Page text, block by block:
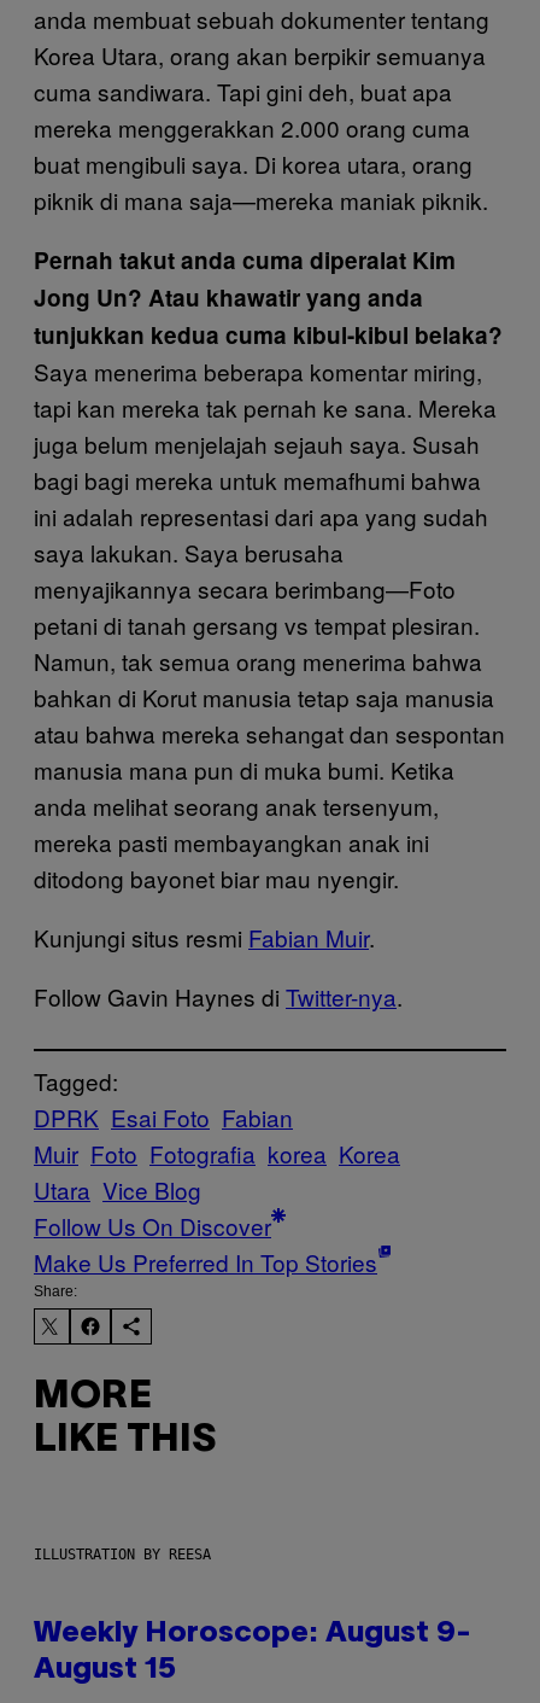
anda membuat sebuah dokumenter tentang
Korea Utara, orang akan berpikir semuanya
cuma sandiwara. Tapi gini deh, buat apa
mereka menggerakkan 2.000 orang cuma
buat mengibuli saya. Di korea utara, orang
piknik di mana saja—mereka maniak piknik.
Pernah takut anda cuma diperalat Kim
Jong Un? Atau khawatir yang anda
tunjukkan kedua cuma kibul-kibul belaka?
Saya menerima beberapa komentar miring,
tapi kan mereka tak pernah ke sana. Mereka
juga belum menjelajah sejauh saya. Susah
bagi bagi mereka untuk memafhumi bahwa
ini adalah representasi dari apa yang sudah
saya lakukan. Saya berusaha
menyajikannya secara berimbang—Foto
petani di tanah gersang vs tempat plesiran.
Namun, tak semua orang menerima bahwa
bahkan di Korut manusia tetap saja manusia
atau bahwa mereka sehangat dan sespontan
manusia mana pun di muka bumi. Ketika
anda melihat seorang anak tersenyum,
mereka pasti membayangkan anak ini
ditodong bayonet biar mau nyengir.
Kunjungi situs resmi Fabian Muir.
Follow Gavin Haynes di Twitter-nya.
Tagged:
DPRK Esai Foto Fabian
Muir Foto Fotografia korea Korea
Utara Vice Blog
Follow Us On Discover
Make Us Preferred In Top Stories
Share:
MORE
LIKE THIS
ILLUSTRATION BY REESA
Weekly Horoscope: August 9-
August 15